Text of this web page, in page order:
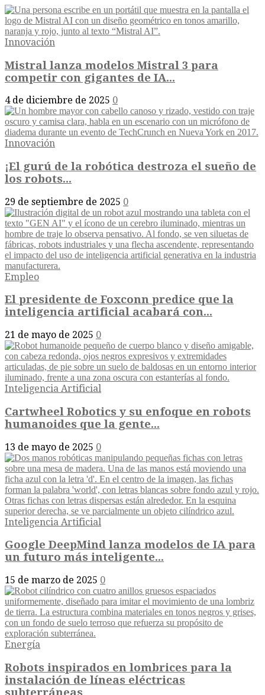
Innovación
Mistral lanza modelos Mistral 3 para
competir con gigantes de IA...
4 de diciembre de 2025 0
Innovación
¡El gurú de la robótica destroza el sueño de
los robots...
29 de septiembre de 2025 0
Empleo
El presidente de Foxconn predice que la
inteligencia artificial acabará con...
21 de mayo de 2025 0
Inteligencia Artificial
Cartwheel Robotics y su enfoque en robots
humanoides que la gente...
13 de mayo de 2025 0
Inteligencia Artificial
Google DeepMind lanza modelos de IA para
un futuro más inteligente...
15 de marzo de 2025 0
Energía
Robots inspirados en lombrices para la
instalación de líneas eléctricas
subterráneas